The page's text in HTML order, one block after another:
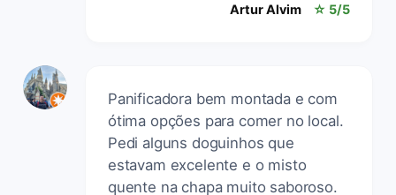
Artur Alvim ☆ 5/5
Panificadora bem montada e com
ótima opções para comer no local.
Pedi alguns doguinhos que
estavam excelente e o misto
quente na chapa muito saboroso.